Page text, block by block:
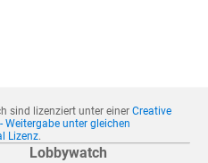
sind lizenziert unter einer Creative
unter gleichen
Lizenz.
Lobbywatch